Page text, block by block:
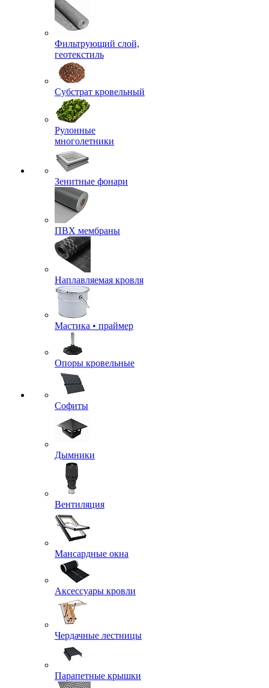
Фильтрующий слой,
геотекстиль
Субстрат кровельный
Рулонные
многолетники
Зенитные фонари
ПВХ мембраны
Наплавляемая кровля
Мастика • праймер
Опоры кровельные
Софиты
Дымники
Вентиляция
Мансардные окна
Аксессуары кровли
Чердачные лестницы
Парапетные крышки